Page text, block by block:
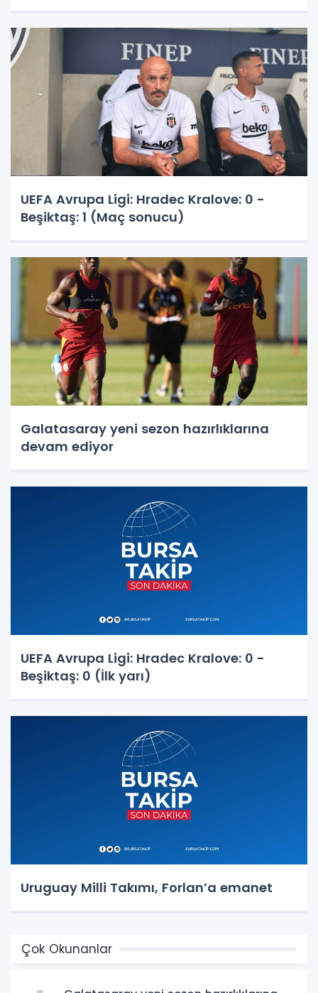
UEFA Avrupa Ligi: Hradec Kralove: 0 -
Beşiktaş: 1 (Maç sonucu)
Galatasaray yeni sezon hazırlıklarına
devam ediyor
UEFA Avrupa Ligi: Hradec Kralove: 0 -
Beşiktaş: 0 (İlk yarı)
Uruguay Milli Takımı, Forlan’a emanet
Çok Okunanlar